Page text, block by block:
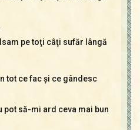
pe toţi câţi sufăr lângă
tot ce fac şi ce gândesc
pot să-mi ard ceva mai bun